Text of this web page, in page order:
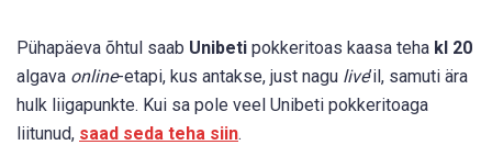
Pühapäeva õhtul saab Unibeti pokkeritoas kaasa teha kl 20
algava online-etapi, kus antakse, just nagu live’il, samuti ära
hulk liigapunkte. Kui sa pole veel Unibeti pokkeritoaga
liitunud, saad seda teha siin.